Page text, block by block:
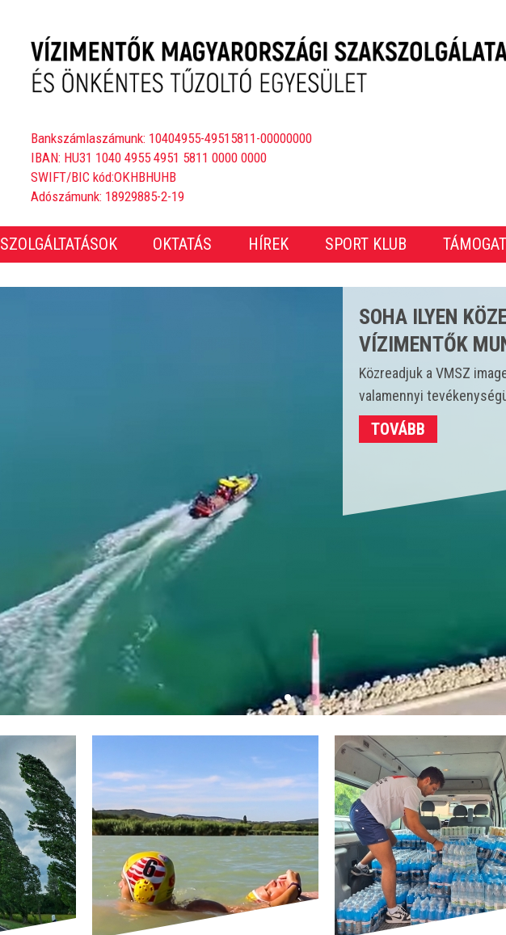
Bankszámlaszámunk: 10404955-49515811-00000000
IBAN: HU31 1040 4955 4951 5811 0000 0000
SWIFT/BIC kód:OKHBHUHB
Adószámunk: 18929885-2-19
SZOLGÁLTATÁSOK OKTATÁS HÍREK SPORT KLUB
CSAKNEM 4000
ÖS
Idén 450 vízmentő
strandokon összesen
TOVÁBB